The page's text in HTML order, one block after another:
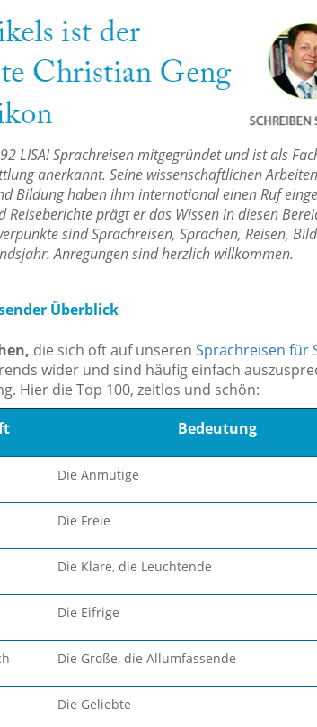
LISA! Sprachreisen mitgegründet und ist als
anerkannt. Seine wissenschaftlichen
Bildung haben ihm international einen Ruf
prägt er das Wissen in diesen
sind Sprachreisen, Sprachen, Reisen,
Anregungen sind herzlich willkommen.
Überblick
die sich oft auf unseren Sprachreisen für
wider und sind häufig einfach
Hier die Top 100, zeitlos und schön:
Bedeutung
Die Anmutige
Die Freie
Die Klare, die Leuchtende
Die Eifrige
Die Große, die Allumfassende
Die Geliebte